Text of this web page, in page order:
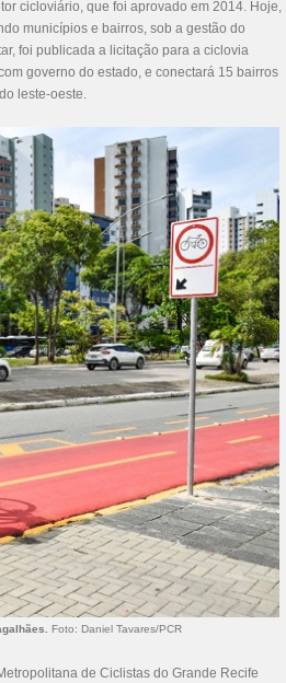
cicloviário, que foi aprovado em 2014. Hoje,
municípios e bairros, sob a gestão do
foi publicada a licitação para a ciclovia
governo do estado, e conectará 15 bairros
leste-oeste.
Foto: Daniel Tavares/PCR
de Ciclistas do Grande Recife